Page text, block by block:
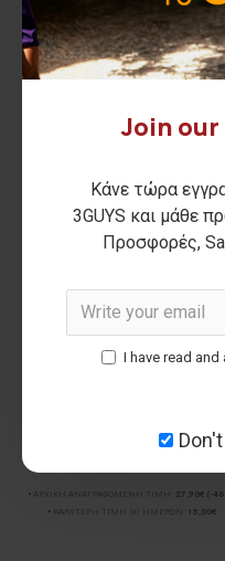
Join
Κάνε τώρα
3GUYS και μάθε
Προσφορές,
I have read and
-46 %
KEVIN t-shirt
ΑΡΧΙΚΗ ΑΝΑΓΡΑΦΟΜΕΝΗ ΤΙΜΗ: 27,90€ (-
ΚΑΛΥΤΕΡΗ ΤΙΜΗ 30 ΗΜΕΡΩΝ:
15,00€